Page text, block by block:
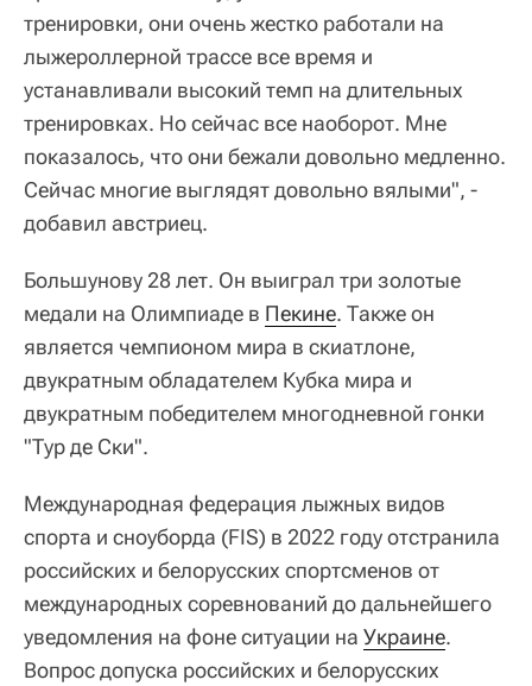
тренировки, они очень жестко работали на
лыжероллерной трассе все время и
устанавливали высокий темп на длительных
тренировках. Но сейчас все наоборот. Мне
показалось, что они бежали довольно медленно.
Сейчас многие выглядят довольно вялыми", -
добавил австриец.
Большунову 28 лет. Он выиграл три золотые
медали на Олимпиаде в Пекине. Также он
является чемпионом мира в скиатлоне,
двукратным обладателем Кубка мира и
двукратным победителем многодневной гонки
"Тур де Ски".
Международная федерация лыжных видов
спорта и сноуборда (FIS) в 2022 году отстранила
российских и белорусских спортсменов от
международных соревнований до дальнейшего
уведомления на фоне ситуации на Украине.
Вопрос допуска российских и белорусских